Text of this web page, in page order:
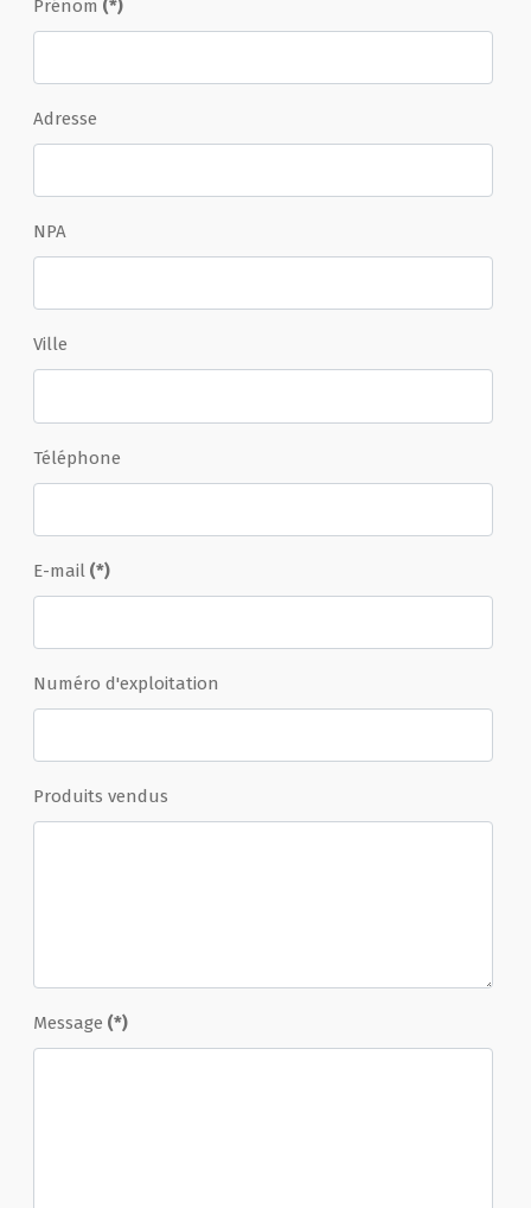
Prénom (*)
Adresse
NPA
Ville
Téléphone
E-mail (*)
Numéro d'exploitation
Produits vendus
Message (*)